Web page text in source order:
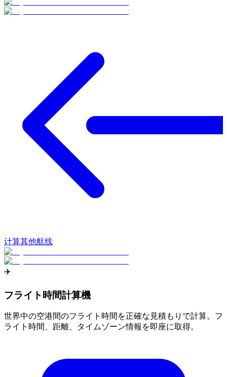
计算其他航线
✈️
フライト時間計算機
世界中の空港間のフライト時間を正確な見積もりで計算。フ
ライト時間、距離、タイムゾーン情報を即座に取得。